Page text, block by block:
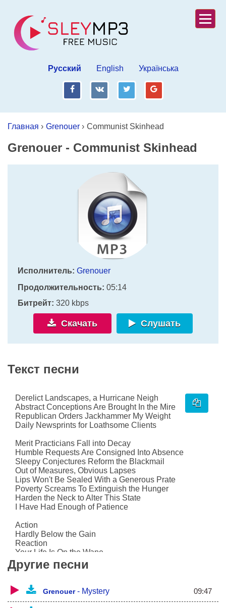
Русский English Українська
fb vk tw gp
Главная › Grenouer › Communist Skinhead
Grenouer - Communist Skinhead
Исполнитель: Grenouer
Продолжительность: 05:14
Битрейт: 320 kbps
Скачать Слушать
Текст песни
Derelict Landscapes, a Hurricane Neigh
Abstract Conceptions Are Brought In the Mire
Republican Orders Jackhammer My Weight
Daily Newsprints for Loathsome Clients
Merit Practicians Fall into Decay
Humble Requests Are Consigned Into Absence
Sleepy Conjectures Reform the Blackmail
Out of Measures, Obvious Lapses
Lips Won't Be Sealed With a Generous Prate
Poverty Screams To Extinguish the Hunger
Harden the Neck to Alter This State
I Have Had Enough of Patience
Action
Hardly Below the Gain
Reaction
Your Life Is On the Wane
Fracture
Turning Upside the Scale
A
Другие песни
Grenouer- Mystery 09:47